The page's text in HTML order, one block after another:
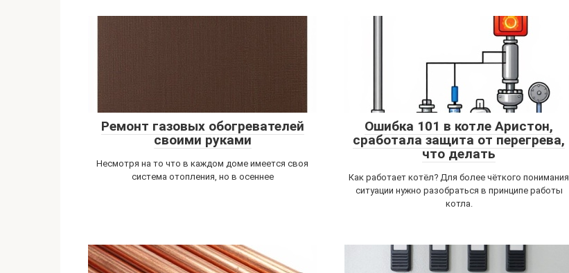
Ремонт газовых обогревателей
своими руками
Несмотря на то что в каждом доме имеется своя
система отопления, но в осеннее
Ошибка 101 в котле Аристон,
сработала защита от перегрева,
что делать
Как работает котёл? Для более чёткого понимания
ситуации нужно разобраться в принципе работы
котла.